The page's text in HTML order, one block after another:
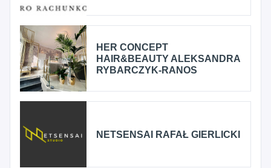
HER CONCEPT
HAIR&BEAUTY ALEKSANDRA
RYBARCZYK-RANOS
NETSENSAI RAFAŁ GIERLICKI